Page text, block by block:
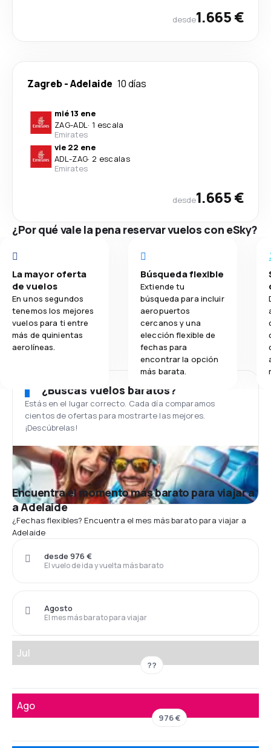
desde1.665 €
Zagreb-Adelaide 10 días
mié 13 ene
ZAG-ADL· 1 escala
Emirates
vie 22 ene
ADL-ZAG· 2 escalas
Emirates
desde1.665 €
¿Por qué vale la pena reservar vuelos con eSky?
La mayor oferta
de vuelos
En unos segundos
tenemos los mejores
vuelos para ti entre
más de quinientas
aerolíneas.
Búsqueda flexible
Extiende tu
búsqueda para incluir
aeropuertos
cercanos y una
elección flexible de
fechas para
encontrar la opción
más barata.
¿Buscas vuelos baratos?
Estás en el lugar correcto. Cada día comparamos
cientos de ofertas para mostrarte las mejores.
¡Descúbrelas!
Encuentra el momento más barato para viajar a
a Adelaide
¿Fechas flexibles? Encuentra el mes más barato para viajar a
Adelaide
El vuelo de ida y vuelta más barato
desde 976 €
El mes más barato para viajar
Agosto
Jul
??
Ago
976 €